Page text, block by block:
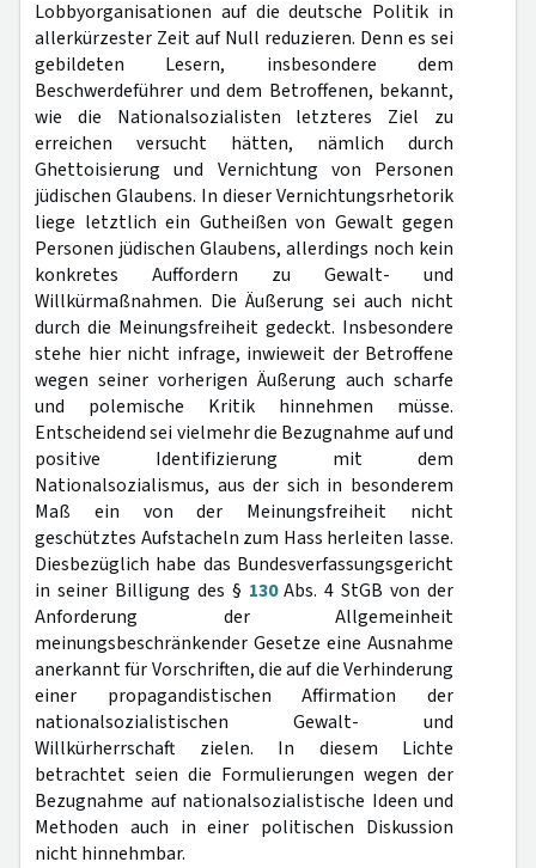
Lobbyorganisationen auf die deutsche Politik in
allerkürzester Zeit auf Null reduzieren. Denn es sei
gebildeten Lesern, insbesondere dem
Beschwerdeführer und dem Betroffenen, bekannt,
wie die Nationalsozialisten letzteres Ziel zu
erreichen versucht hätten, nämlich durch
Ghettoisierung und Vernichtung von Personen
jüdischen Glaubens. In dieser Vernichtungsrhetorik
liege letztlich ein Gutheißen von Gewalt gegen
Personen jüdischen Glaubens, allerdings noch kein
konkretes Auffordern zu Gewalt- und
Willkürmaßnahmen. Die Äußerung sei auch nicht
durch die Meinungsfreiheit gedeckt. Insbesondere
stehe hier nicht infrage, inwieweit der Betroffene
wegen seiner vorherigen Äußerung auch scharfe
und polemische Kritik hinnehmen müsse.
Entscheidend sei vielmehr die Bezugnahme auf und
positive Identifizierung mit dem
Nationalsozialismus, aus der sich in besonderem
Maß ein von der Meinungsfreiheit nicht
geschütztes Aufstacheln zum Hass herleiten lasse.
Diesbezüglich habe das Bundesverfassungsgericht
in seiner Billigung des § 130Abs. 4 StGB von der
Anforderung der Allgemeinheit
meinungsbeschränkender Gesetze eine Ausnahme
anerkannt für Vorschriften, die auf die Verhinderung
einer propagandistischen Affirmation der
nationalsozialistischen Gewalt- und
Willkürherrschaft zielen. In diesem Lichte
betrachtet seien die Formulierungen wegen der
Bezugnahme auf nationalsozialistische Ideen und
Methoden auch in einer politischen Diskussion
nicht hinnehmbar.